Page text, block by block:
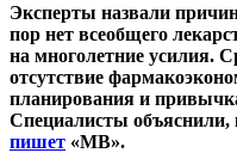
Эксперты назвали
пор нет всеобщего
на многолетние усилия.
отсутствие
планирования и
Специалисты объяснили,
пишет «МВ».